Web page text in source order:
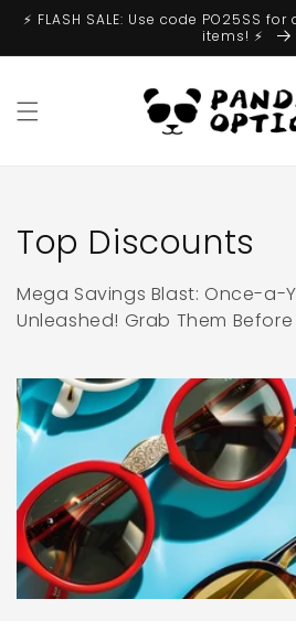
direttamente
⚡️ FLASH SALE: Use code PO25SS for
items! ⚡️
Collezione:
Top Discounts
Mega Savings Blast: Once-a-
Unleashed! Grab Them